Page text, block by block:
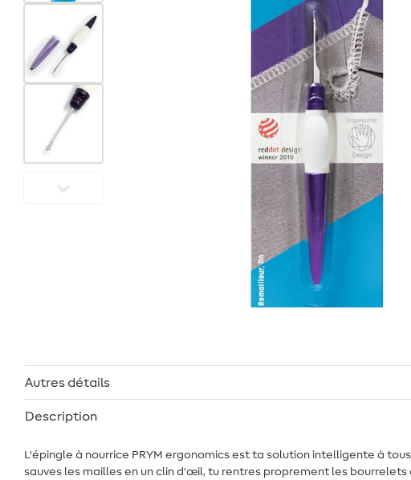
Autres détails
Description
L'épingle à nourrice PRYM ergonomics est ta solution intelligente à
sauves les mailles en un clin d'œil, tu rentres proprement les